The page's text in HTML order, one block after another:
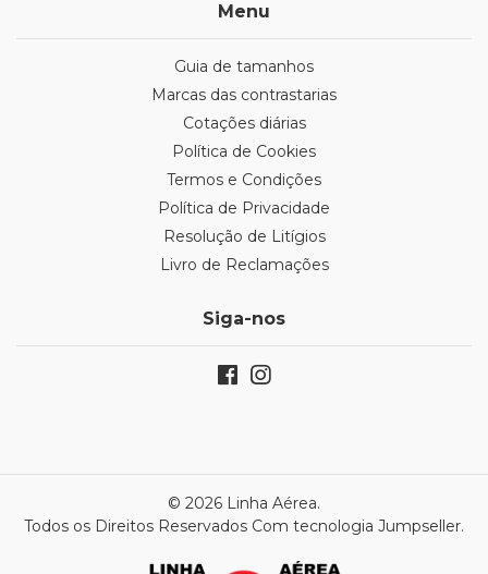
Menu
Guia de tamanhos
Marcas das contrastarias
Cotações diárias
Política de Cookies
Termos e Condições
Política de Privacidade
Resolução de Litígios
Livro de Reclamações
Siga-nos
© 2026 Linha Aérea.
Todos os Direitos Reservados Com tecnologia Jumpseller.